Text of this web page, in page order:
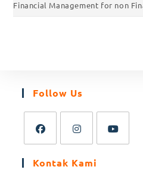
Financial Management for non
Follow Us
Kontak Kami